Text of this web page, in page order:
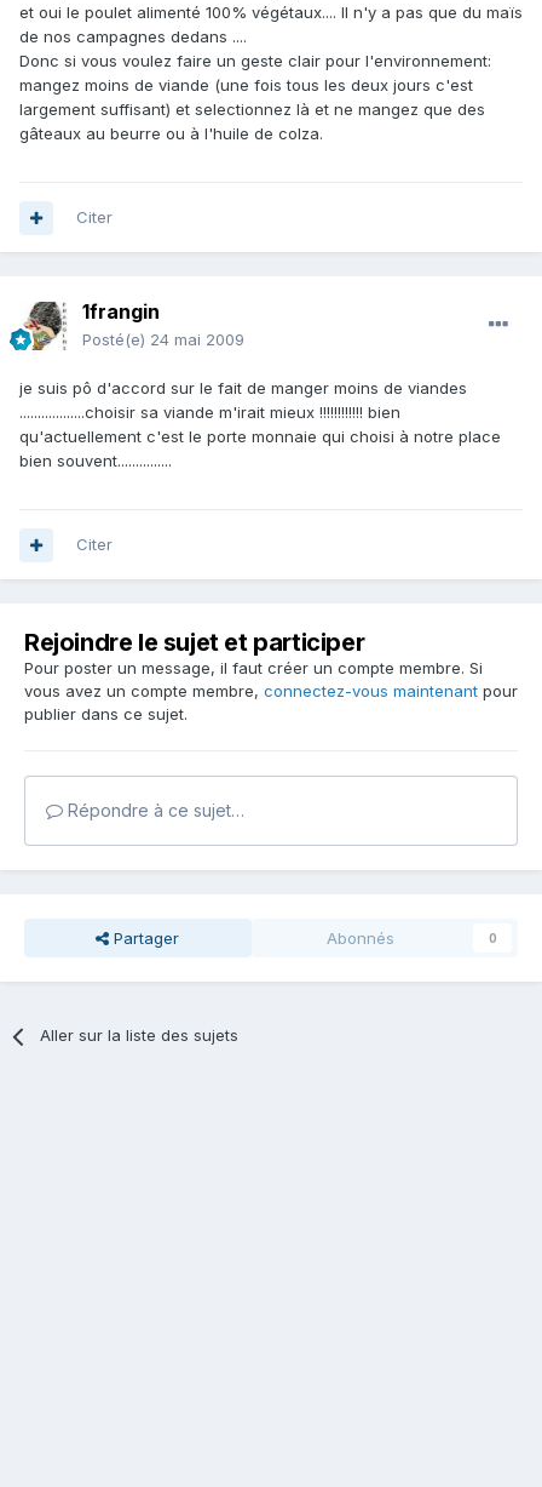
et oui le poulet alimenté 100% végétaux.... Il n'y a pas que du maïs
de nos campagnes dedans ....
Donc si vous voulez faire un geste clair pour l'environnement:
mangez moins de viande (une fois tous les deux jours c'est
largement suffisant) et selectionnez là et ne mangez que des
gâteaux au beurre ou à l'huile de colza.
Citer
1frangin
Posté(e) 24 mai 2009
je suis pô d'accord sur le fait de manger moins de viandes
..................choisir sa viande m'irait mieux !!!!!!!!!!!! bien
qu'actuellement c'est le porte monnaie qui choisi à notre place
bien souvent...............
Citer
Rejoindre le sujet et participer
Pour poster un message, il faut créer un compte membre. Si
vous avez un compte membre, connectez-vous maintenant pour
publier dans ce sujet.
Répondre à ce sujet…
Partager Abonnés 0
Aller sur la liste des sujets